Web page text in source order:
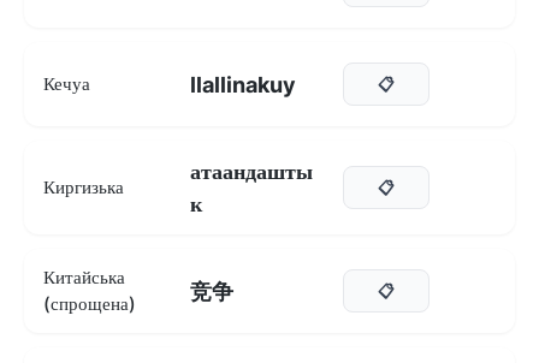
Кечуа llallinakuy 📋
Киргизька
атаандашты
к
📋
Китайська
(спрощена)
竞争 📋